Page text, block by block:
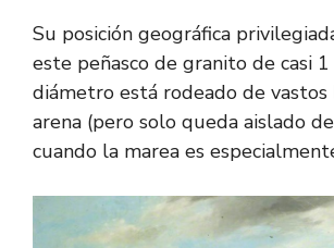
Su posición geográfica
este peñasco de granito de casi
diámetro está rodeado de vastos
arena (pero solo queda aislado
cuando la marea es